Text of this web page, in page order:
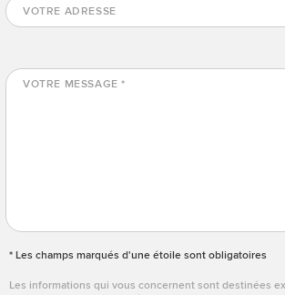
* Les champs marqués d'une étoile sont obligatoires
Les informations qui vous concernent sont destinées